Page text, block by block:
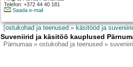
Telefon: +372 44 40 181
Saada e-mail
[ostukohad ja teenused»käsitööd ja
Suveniirid ja käsitöö kauplused
Pärnumaa» ostukohad ja teenused »